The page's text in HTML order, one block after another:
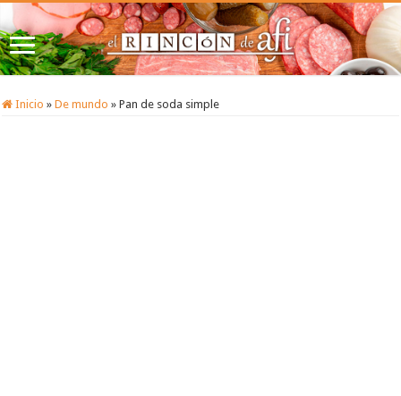
Inicio » De mundo » Pan de soda simple